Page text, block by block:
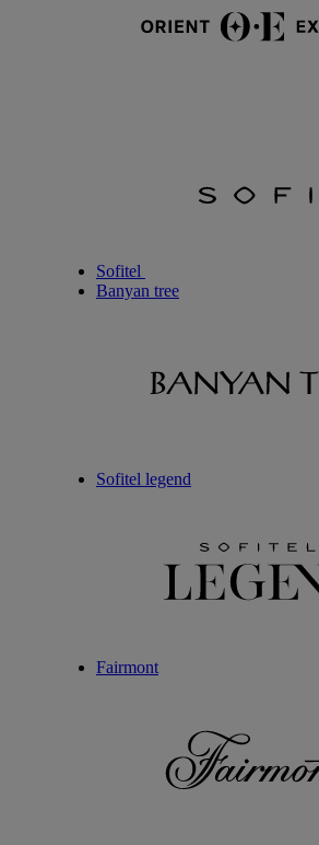
Sofitel
Banyan tree
Sofitel legend
Fairmont